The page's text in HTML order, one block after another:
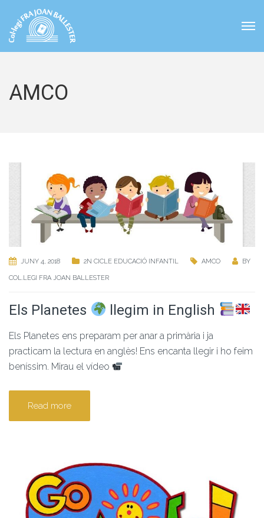
AMCO
JUNY 4, 2018 2N CICLE EDUCACIÓ INFANTIL AMCO BY
COL.LEGI FRA JOAN BALLESTER
Els Planetes llegim in English
Els Planetes ens preparam per anar a primària i ja
practicam la lectura en anglès! Ens encanta llegir i ho feim
beníssim. Mirau el vídeo
Read more